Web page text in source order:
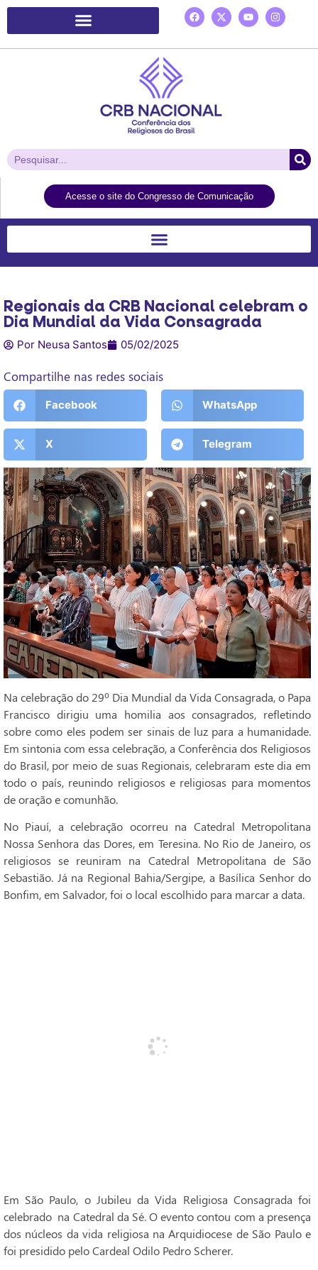
Acesse o site do Congresso de Comunicação
Regionais da CRB Nacional celebram o
Dia Mundial da Vida Consagrada
Por Neusa Santos 05/02/2025
Compartilhe nas redes sociais
Facebook WhatsApp
X Telegram
Na celebração do 29º Dia Mundial da Vida Consagrada, o Papa
Francisco dirigiu uma homilia aos consagrados, refletindo
sobre como eles podem ser sinais de luz para a humanidade.
Em sintonia com essa celebração, a Conferência dos Religiosos
do Brasil, por meio de suas Regionais, celebraram este dia em
todo o país, reunindo religiosos e religiosas para momentos
de oração e comunhão.
No Piauí, a celebração ocorreu na Catedral Metropolitana
Nossa Senhora das Dores, em Teresina. No Rio de Janeiro, os
religiosos se reuniram na Catedral Metropolitana de São
Sebastião. Já na Regional Bahia/Sergipe, a Basílica Senhor do
Bonfim, em Salvador, foi o local escolhido para marcar a data.
Em São Paulo, o Jubileu da Vida Religiosa Consagrada foi
celebrado na Catedral da Sé. O evento contou com a presença
dos núcleos da vida religiosa na Arquidiocese de São Paulo e
foi presidido pelo Cardeal Odilo Pedro Scherer.